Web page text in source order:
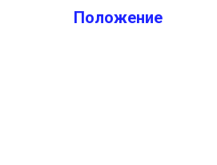
Положение